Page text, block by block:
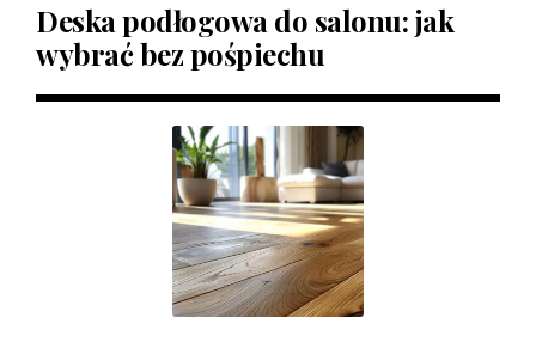
Deska podłogowa do salonu: jak
wybrać bez pośpiechu